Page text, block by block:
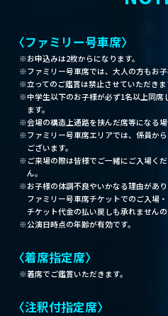
〈ファミリー号車席〉
お申込みは2枚からになります。
ファミリー号車席では、大人の方もお
立ってのご鑑賞は禁止させていただきま
中学生以下のお子様が必ず1名以上同席
ます。
会場の構造上通路を挟んだ席等になる場
ファミリー号車席エリアでは、係員か
ございます。
ご来場の際は皆様でご一緒にご入場く
ん。
お子様の体調不良やいかなる理由があ
ファミリー号車席チケットでのご入場・
チケット代金の払い戻しも承れません
公演日時点の年齢が有効です。
〈着席指定席〉
着席でご鑑賞いただきます。
〈注釈付指定席〉